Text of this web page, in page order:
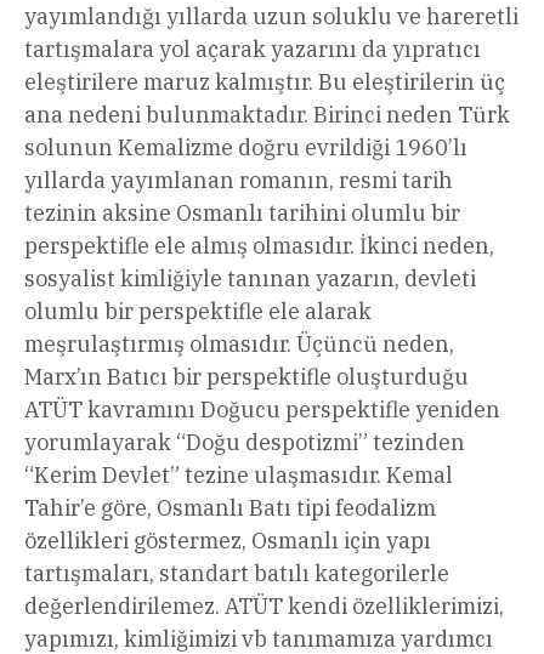
yayımlandığı yıllarda uzun soluklu ve hareretli
tartışmalara yol açarak yazarını da yıpratıcı
eleştirilere maruz kalmıştır. Bu eleştirilerin üç
ana nedeni bulunmaktadır. Birinci neden Türk
solunun Kemalizme doğru evrildiği 1960’lı
yıllarda yayımlanan romanın, resmi tarih
tezinin aksine Osmanlı tarihini olumlu bir
perspektifle ele almış olmasıdır. İkinci neden,
sosyalist kimliğiyle tanınan yazarın, devleti
olumlu bir perspektifle ele alarak
meşrulaştırmış olmasıdır. Üçüncü neden,
Marx’ın Batıcı bir perspektifle oluşturduğu
ATÜT kavramını Doğucu perspektifle yeniden
yorumlayarak “Doğu despotizmi” tezinden
“Kerim Devlet” tezine ulaşmasıdır. Kemal
Tahir’e göre, Osmanlı Batı tipi feodalizm
özellikleri göstermez, Osmanlı için yapı
tartışmaları, standart batılı kategorilerle
değerlendirilemez. ATÜT kendi özelliklerimizi,
yapımızı, kimliğimizi vb tanımamıza yardımcı